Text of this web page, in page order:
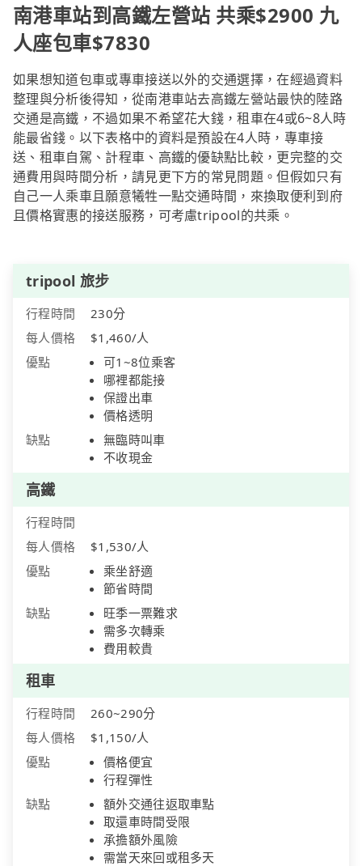
南港車站到高鐵左營站 共乘$2900 九
人座包車$7830
如果想知道包車或專車接送以外的交通選擇，在經過資料
整理與分析後得知，從南港車站去高鐵左營站最快的陸路
交通是高鐵，不過如果不希望花大錢，租車在4或6~8人時
能最省錢。以下表格中的資料是預設在4人時，專車接
送、租車自駕、計程車、高鐵的優缺點比較，更完整的交
通費用與時間分析，請見更下方的常見問題。但假如只有
自己一人乘車且願意犧牲一點交通時間，來換取便利到府
且價格實惠的接送服務，可考慮tripool的共乘。
tripool 旅步
行程時間
230分
每人價格
$1,460/人
優點
可1~8位乘客
哪裡都能接
保證出車
價格透明
缺點
無臨時叫車
不收現金
高鐵
行程時間
每人價格
$1,530/人
優點
乘坐舒適
節省時間
缺點
旺季一票難求
需多次轉乘
費用較貴
租車
行程時間
260~290分
每人價格
$1,150/人
優點
價格便宜
行程彈性
缺點
額外交通往返取車點
取還車時間受限
承擔額外風險
需當天來回或租多天